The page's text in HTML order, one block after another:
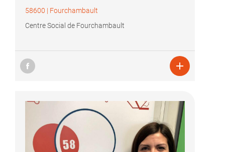
58600 | Fourchambault
Centre Social de Fourchambault
